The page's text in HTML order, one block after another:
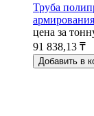
Труба
цена за
91 838,13 ₸
Добавить в